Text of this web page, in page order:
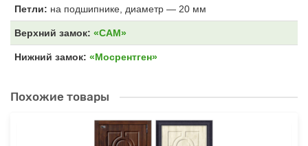
Петли: на подшипнике, диаметр — 20 мм
Верхний замок: «САМ»
Нижний замок: «Мосрентген»
Похожие товары